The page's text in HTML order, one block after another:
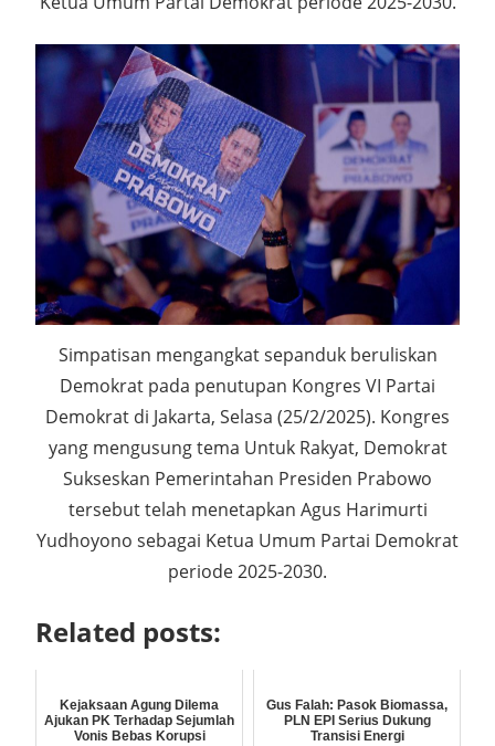
Simpatisan mengangkat sepanduk beruliskan
Demokrat pada penutupan Kongres VI Partai
Demokrat di Jakarta, Selasa (25/2/2025). Kongres
yang mengusung tema Untuk Rakyat, Demokrat
Sukseskan Pemerintahan Presiden Prabowo
tersebut telah menetapkan Agus Harimurti
Yudhoyono sebagai Ketua Umum Partai Demokrat
periode 2025-2030.
Related posts:
Kejaksaan Agung Dilema
Ajukan PK Terhadap Sejumlah
Vonis Bebas Korupsi
Gus Falah: Pasok Biomassa,
PLN EPI Serius Dukung
Transisi Energi